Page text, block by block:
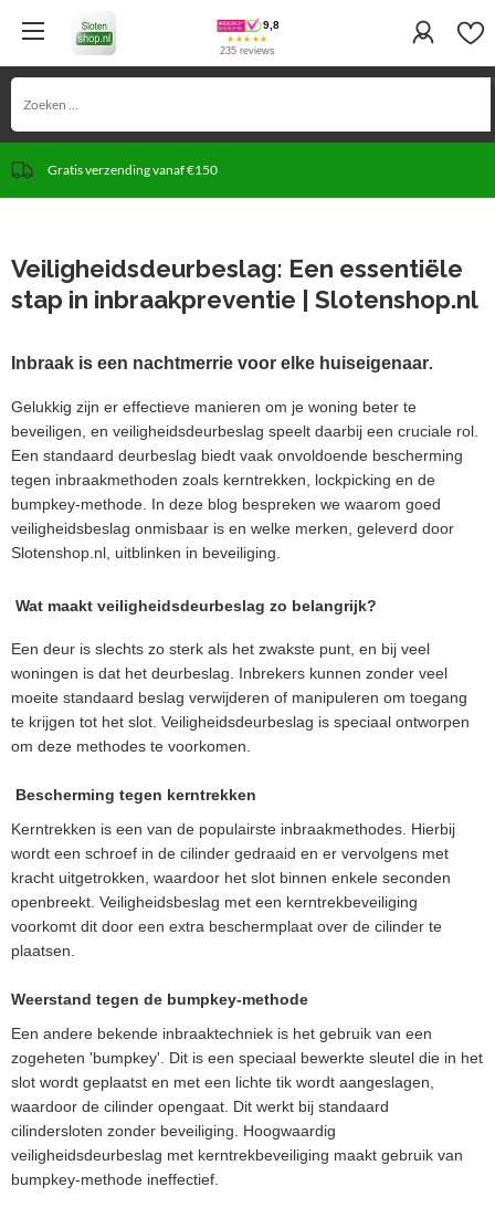
9,8
★★★★★
235 reviews
Gratis verzending vanaf €150
Meer dan 30 jaar ervaring
Persoonlijk advies & Snelle service
Veiligheidsdeurbeslag: Een essentiële
stap in inbraakpreventie | Slotenshop.nl
Inbraak is een nachtmerrie voor elke huiseigenaar.
Gelukkig zijn er effectieve manieren om je woning beter te
beveiligen, en veiligheidsdeurbeslag speelt daarbij een cruciale rol.
Een standaard deurbeslag biedt vaak onvoldoende bescherming
tegen inbraakmethoden zoals kerntrekken, lockpicking en de
bumpkey-methode. In deze blog bespreken we waarom goed
veiligheidsbeslag onmisbaar is en welke merken, geleverd door
Slotenshop.nl, uitblinken in beveiliging.
Wat maakt veiligheidsdeurbeslag zo belangrijk?
Een deur is slechts zo sterk als het zwakste punt, en bij veel
woningen is dat het deurbeslag. Inbrekers kunnen zonder veel
moeite standaard beslag verwijderen of manipuleren om toegang
te krijgen tot het slot. Veiligheidsdeurbeslag is speciaal ontworpen
om deze methodes te voorkomen.
Bescherming tegen kerntrekken
Kerntrekken is een van de populairste inbraakmethodes. Hierbij
wordt een schroef in de cilinder gedraaid en er vervolgens met
kracht uitgetrokken, waardoor het slot binnen enkele seconden
openbreekt. Veiligheidsbeslag met een kerntrekbeveiliging
voorkomt dit door een extra beschermplaat over de cilinder te
plaatsen.
Weerstand tegen de bumpkey-methode
Een andere bekende inbraaktechniek is het gebruik van een
zogeheten 'bumpkey'. Dit is een speciaal bewerkte sleutel die in het
slot wordt geplaatst en met een lichte tik wordt aangeslagen,
waardoor de cilinder opengaat. Dit werkt bij standaard
cilindersloten zonder beveiliging. Hoogwaardig
veiligheidsdeurbeslag met kerntrekbeveiliging maakt gebruik van
bumpkey-methode ineffectief.